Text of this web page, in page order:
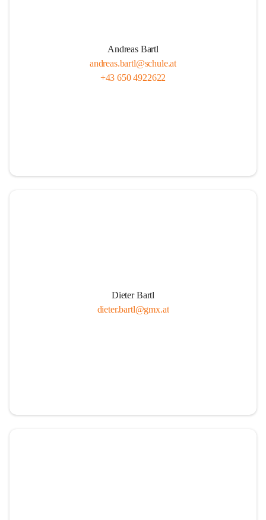
Andreas Bartl
andreas.bartl@schule.at
+43 650 4922622
Dieter Bartl
dieter.bartl@gmx.at